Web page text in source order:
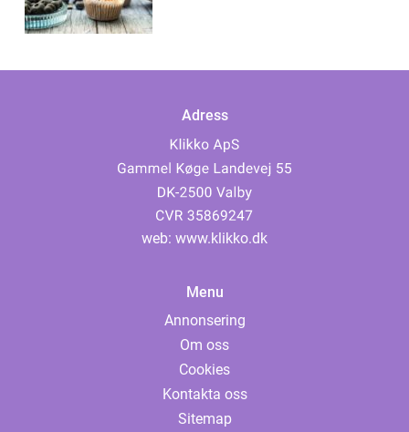
Adress
web: www.klikko.dk
Menu
Annonsering
Om oss
Cookies
Kontakta oss
Sitemap